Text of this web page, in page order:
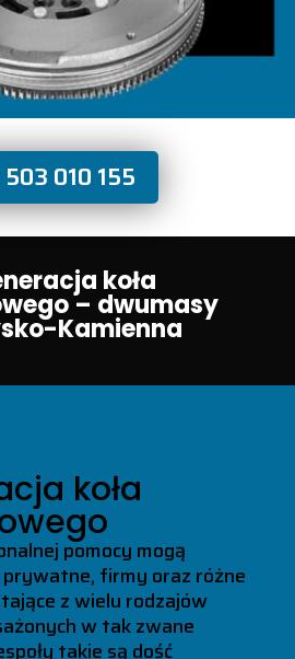
503 010 155
koła
– dwumasy
Kamienna
koła
pomocy mogą
firmy oraz różne
z wielu rodzajów
w tak zwane
takie są dość